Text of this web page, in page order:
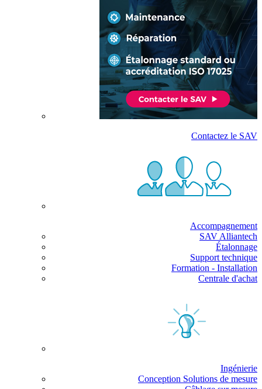
Contactez le SAV
Accompagnement
SAV Alliantech
Étalonnage
Support technique
Formation - Installation
Centrale d'achat
Ingénierie
Conception Solutions de mesure